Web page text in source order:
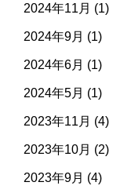
2024年11月 (1)
2024年9月 (1)
2024年6月 (1)
2024年5月 (1)
2023年11月 (4)
2023年10月 (2)
2023年9月 (4)